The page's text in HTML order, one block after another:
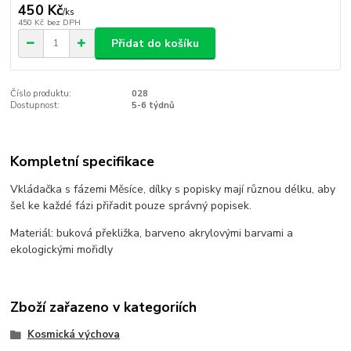
450 Kč/ks
450 Kč bez DPH
Přidat do košíku
Číslo produktu:
028
Dostupnost:
5-6 týdnů
Kompletní specifikace
Vkládačka s fázemi Měsíce, dílky s popisky mají různou délku, aby
šel ke každé fázi přiřadit pouze správný popisek.
Materiál: buková překližka, barveno akrylovými barvami a
ekologickými mořidly
Zboží zařazeno v kategoriích
Kosmická výchova